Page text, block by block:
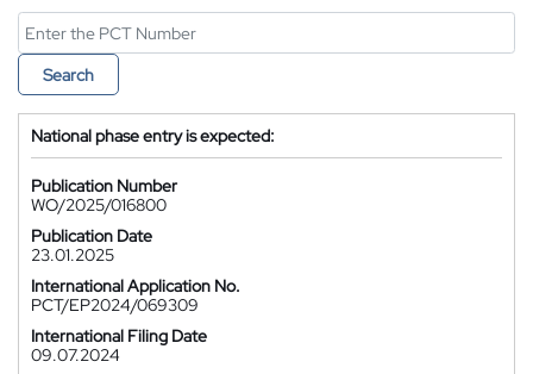
Search
National phase entry is expected:
Publication Number
WO/2025/016800
Publication Date
23.01.2025
International Application No.
PCT/EP2024/069309
International Filing Date
09.07.2024